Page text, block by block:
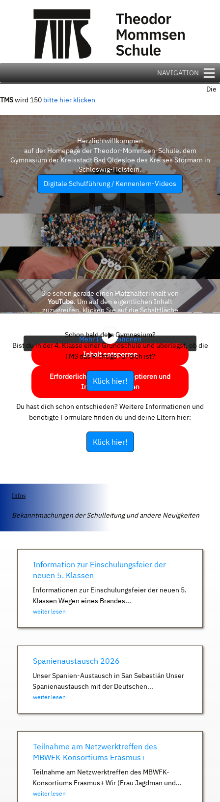
NAVIGATION
Die
TMSwird 150 bitte hier klicken
Herzlich willkommen
auf der Homepage der Theodor-Mommsen-Schule, dem
Gymnasium der Kreisstadt Bad Oldesloe des Kreises Stormarn in
Schleswig-Holstein.
Digitale Schulführung / Kennenlern-Videos
Sie sehen gerade einen Platzhalterinhalt von
YouTube. Um auf den eigentlichen Inhalt
zuzugreifen, klicken Sie auf die Schaltfläche
Mehr Informationen
Inhalt entsperren
Erforderlichen Service akzeptieren und
Inhalte entsperren
Schon bald dein Gymnasium?
Bist du in der 4. Klasse einer Grundschule und überlegst, ob die
TMS das Richtige für dich ist?
Klick hier!
Du hast dich schon entschieden? Weitere Informationen und
benötigte Formulare finden du und deine Eltern hier:
Klick hier!
Infos
Bekanntmachungen der Schulleitung und andere Neuigkeiten
Information zur Einschulungsfeier der
neuen 5. Klassen
Informationen zur Einschulungsfeier der neuen 5.
Klassen Wegen eines Brandes...
weiter lesen
Spanienaustausch 2026
Unser Spanien-Austausch in San Sebastián Unser
Spanienaustausch mit der Deutschen...
weiter lesen
Teilnahme am Netzwerktreffen des
MBWFK-Konsortiums Erasmus+
Teilnahme am Netzwerktreffen des MBWFK-
Konsortiums Erasmus+ Wir (Frau Jagdman und...
weiter lesen